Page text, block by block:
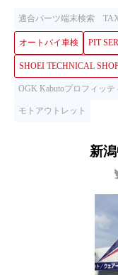
適合パーツ端末検索
オートバイ車検 PIT
SHOEI TECHNICAL
OGK Kabutoプロフィッ
モトアウトレット
新